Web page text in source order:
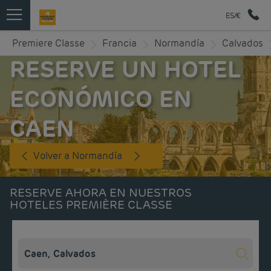
ES/€
Premiere Classe Francia Normandía Calvados
RESERVE UN HOTEL
ECONÓMICO EN
CAEN
Volver a Normandía
RESERVE AHORA EN NUESTROS
HOTELES PREMIÈRE CLASSE